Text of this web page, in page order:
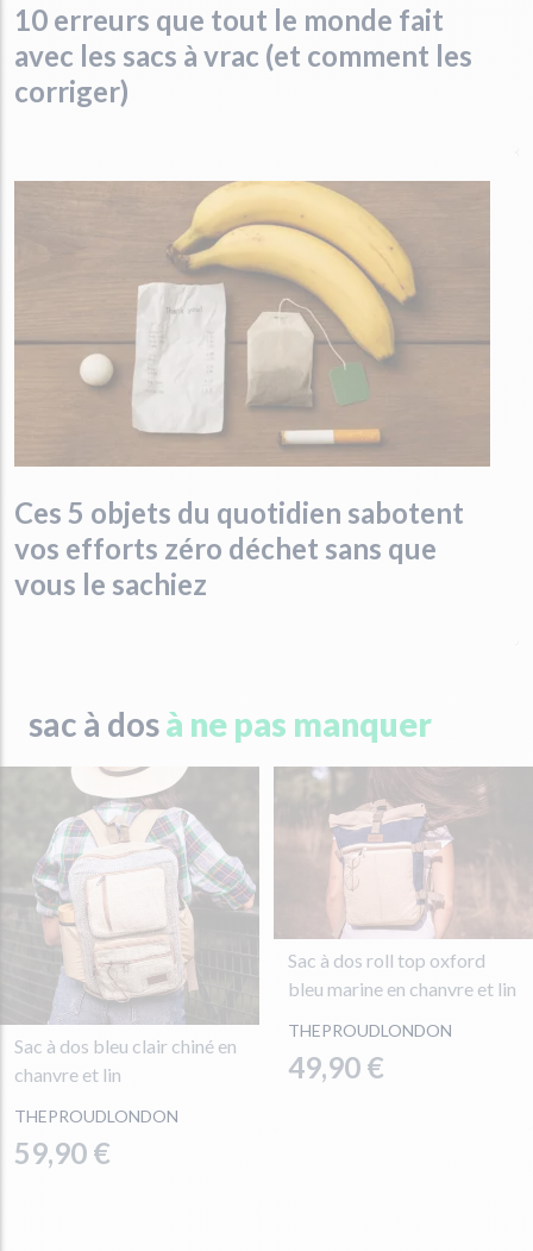
10 erreurs que tout le monde fait
avec les sacs à vrac (et comment les
corriger)
Ces 5 objets du quotidien sabotent
vos efforts zéro déchet sans que
vous le sachiez
sac à dosà ne pas manquer
Sac à dos bleu clair chiné en
chanvre et lin
THEPROUDLONDON
59,90 €
Sac à dos roll top oxford
bleu marine en chanvre et lin
THEPROUDLONDON
49,90 €